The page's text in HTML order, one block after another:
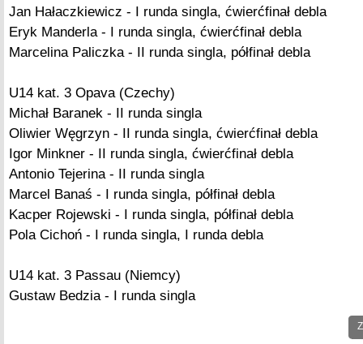
Jan Hałaczkiewicz - I runda singla, ćwierćfinał debla
Eryk Manderla - I runda singla, ćwierćfinał debla
Marcelina Paliczka - II runda singla, półfinał debla
U14 kat. 3 Opava (Czechy)
Michał Baranek - II runda singla
Oliwier Węgrzyn - II runda singla, ćwierćfinał debla
Igor Minkner - II runda singla, ćwierćfinał debla
Antonio Tejerina - II runda singla
Marcel Banaś - I runda singla, półfinał debla
Kacper Rojewski - I runda singla, półfinał debla
Pola Cichoń - I runda singla, I runda debla
U14 kat. 3 Passau (Niemcy)
Gustaw Bedzia - I runda singla